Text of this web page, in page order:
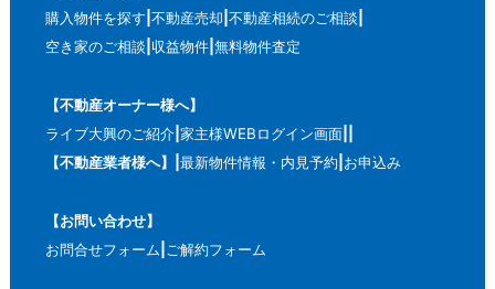
購入物件を探す 不動産売却 不動産相続のご相談
空き家のご相談 収益物件 無料物件査定
【不動産オーナー様へ】
ライブ大興のご紹介 家主様WEBログイン画面
【不動産業者様へ】
最新物件情報・内見予約 お申込み
【お問い合わせ】
お問合せフォーム ご解約フォーム